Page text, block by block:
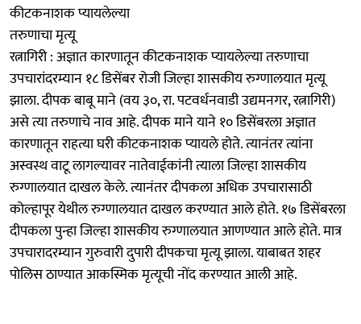
कीटकनाशक प्यायलेल्या
तरुणाचा मृत्यू
रत्नागिरी : अज्ञात कारणातून कीटकनाशक प्यायलेल्या तरुणाचा
उपचारांदरम्यान १८ डिसेंबर रोजी जिल्हा शासकीय रुग्णालयात मृत्यू
झाला. दीपक बाबू माने (वय ३०, रा. पटवर्धनवाडी उद्यमनगर, रत्नागिरी)
असे त्या तरुणाचे नाव आहे. दीपक माने याने १० डिसेंबरला अज्ञात
कारणातून राहत्या घरी कीटकनाशक प्यायले होते. त्यानंतर त्यांना
अस्वस्थ वाटू लागल्यावर नातेवाईकांनी त्याला जिल्हा शासकीय
रुग्णालयात दाखल केले. त्यानंतर दीपकला अधिक उपचारासाठी
कोल्हापूर येथील रुग्णालयात दाखल करण्यात आले होते. १७ डिसेंबरला
दीपकला पुन्हा जिल्हा शासकीय रुग्णालयात आणण्यात आले होते. मात्र
उपचारादरम्यान गुरुवारी दुपारी दीपकचा मृत्यू झाला. याबाबत शहर
पोलिस ठाण्यात आकस्मिक मृत्यूची नोंद करण्यात आली आहे.